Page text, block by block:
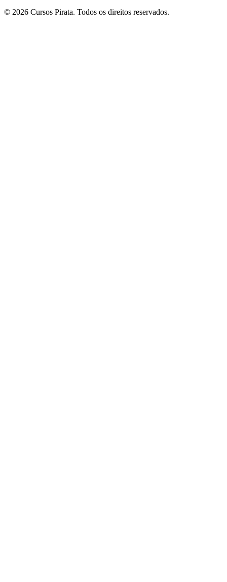
© 2026 Cursos Pirata. Todos os direitos reservados.